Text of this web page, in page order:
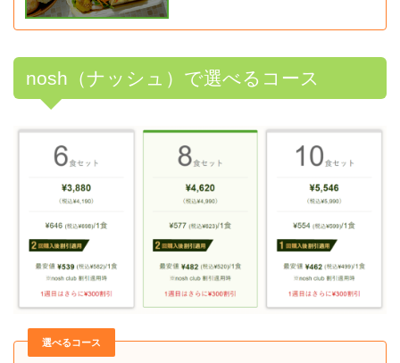
nosh（ナッシュ）で選べるコース
選べるコース